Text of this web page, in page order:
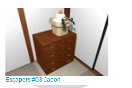
Escapers #03 Japon